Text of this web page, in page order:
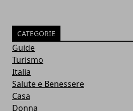
CATEGORIE
Guide
Turismo
Italia
Salute e Benessere
Casa
Donna